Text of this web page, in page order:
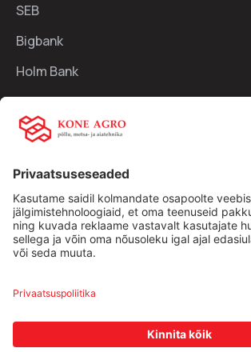
SEB
Bigbank
Holm Bank
Kiirlingid:
Traktorid
Kasutatud tehnika
Kontakt
Müügitingimused|Privaatsuspoliitika